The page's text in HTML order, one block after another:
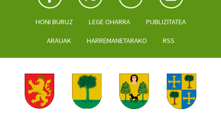
HONI BURUZ LEGE OHARRA PUBLIZITATEA
ARAUAK HARREMANETARAKO RSS